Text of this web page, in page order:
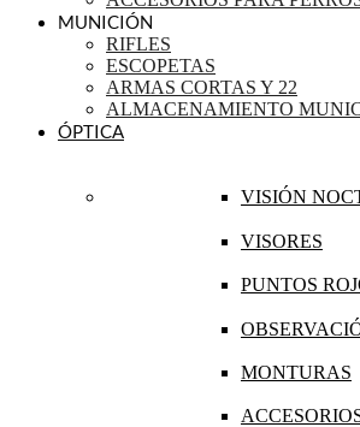
MUNICIÓN
RIFLES
ESCOPETAS
ARMAS CORTAS Y 22
ALMACENAMIENTO
ÓPTICA
VISIÓN
VISORES
PUNTOS
MONTURAS